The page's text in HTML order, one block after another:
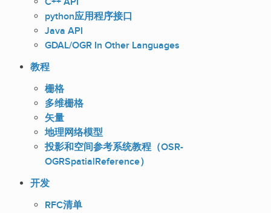
python应用程序接口
Java API
GDAL/OGR In Other Languages
教程
栅格
多维栅格
矢量
地理网络模型
投影和空间参考系统教程（OSR-
OGRSpatialReference）
开发
RFC清单